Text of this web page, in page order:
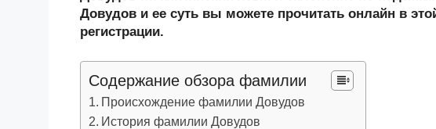
a
ss
ni
ki
o
k
ur
al
p
Довудов и ее суть вы можете прочитать онлайн в
регистрации.
Содержание обзора фамилии
Происхождение фамилии Довудов
История фамилии Довудов